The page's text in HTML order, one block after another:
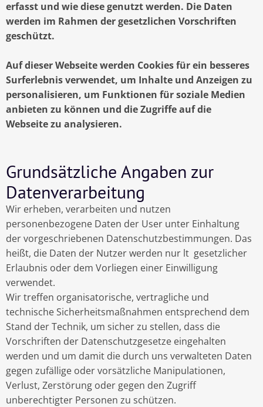
erfasst und wie diese genutzt werden. Die Daten
werden im Rahmen der gesetzlichen Vorschriften
geschützt.
Auf dieser Webseite werden Cookies für ein besseres
Surferlebnis verwendet, um Inhalte und Anzeigen zu
personalisieren, um Funktionen für soziale Medien
anbieten zu können und die Zugriffe auf die
Webseite zu analysieren.
Grundsätzliche Angaben zur
Datenverarbeitung
Wir erheben, verarbeiten und nutzen
personenbezogene Daten der User unter Einhaltung
der vorgeschriebenen Datenschutzbestimmungen. Das
heißt, die Daten der Nutzer werden nur lt gesetzlicher
Erlaubnis oder dem Vorliegen einer Einwilligung
verwendet.
Wir treffen organisatorische, vertragliche und
technische Sicherheitsmaßnahmen entsprechend dem
Stand der Technik, um sicher zu stellen, dass die
Vorschriften der Datenschutzgesetze eingehalten
werden und um damit die durch uns verwalteten Daten
gegen zufällige oder vorsätzliche Manipulationen,
Verlust, Zerstörung oder gegen den Zugriff
unberechtigter Personen zu schützen.